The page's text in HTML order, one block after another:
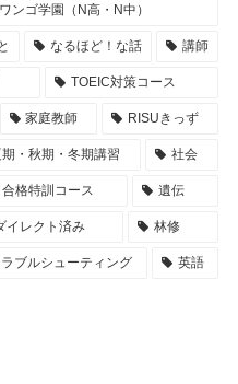
ワンゴ学園（N高・N中）
なるほど！な話 講師
TOEIC対策コース
家庭教師 RISUきっず
期・秋期・冬期講習 社会
合格特訓コース 遺伝
イレクト済み 林修
ラブルシューティング 英語